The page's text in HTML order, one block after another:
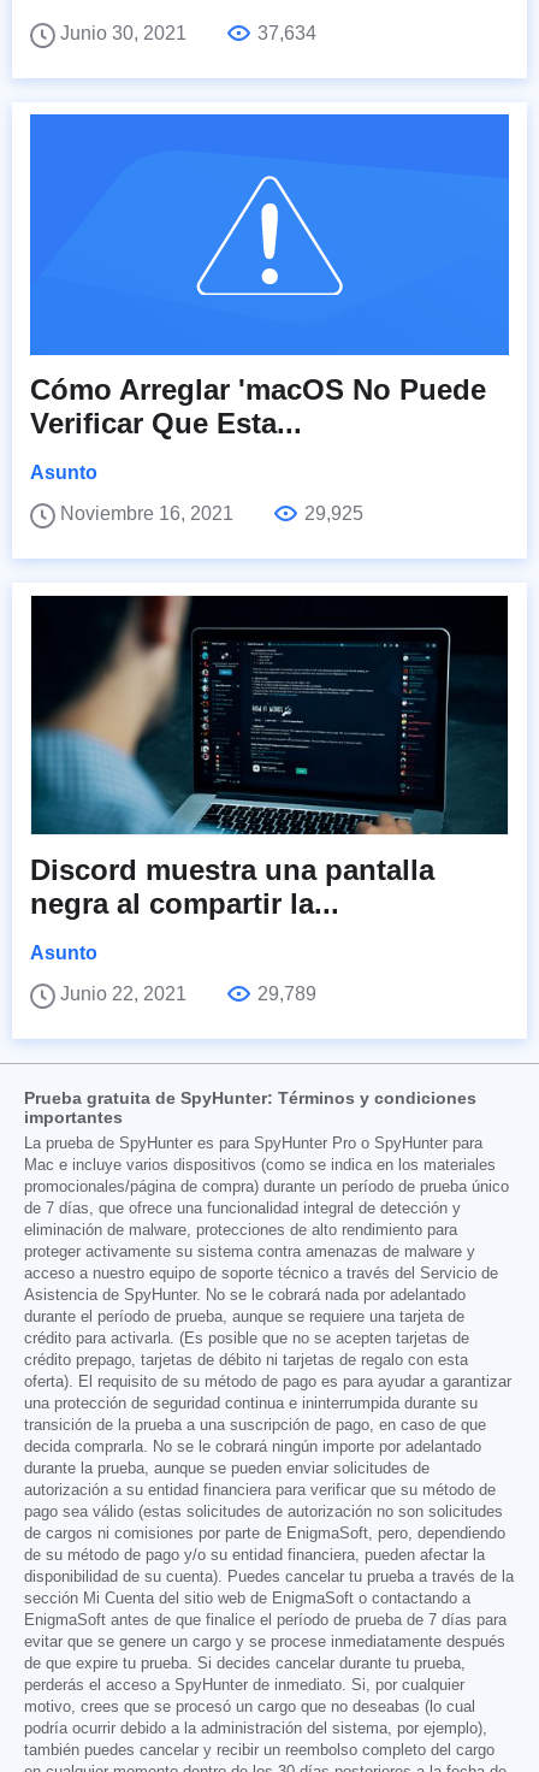
Junio 30, 2021
37,634
Cómo Arreglar 'macOS No Puede
Verificar Que Esta...
Asunto
Noviembre 16, 2021
29,925
Discord muestra una pantalla
negra al compartir la...
Asunto
Junio 22, 2021
29,789
Prueba gratuita de SpyHunter: Términos y condiciones
importantes
La prueba de SpyHunter es para SpyHunter Pro o SpyHunter para
Mac e incluye varios dispositivos (como se indica en los materiales
promocionales/página de compra) durante un período de prueba único
de 7 días, que ofrece una funcionalidad integral de detección y
eliminación de malware, protecciones de alto rendimiento para
proteger activamente su sistema contra amenazas de malware y
acceso a nuestro equipo de soporte técnico a través del Servicio de
Asistencia de SpyHunter. No se le cobrará nada por adelantado
durante el período de prueba, aunque se requiere una tarjeta de
crédito para activarla. (Es posible que no se acepten tarjetas de
crédito prepago, tarjetas de débito ni tarjetas de regalo con esta
oferta). El requisito de su método de pago es para ayudar a garantizar
una protección de seguridad continua e ininterrumpida durante su
transición de la prueba a una suscripción de pago, en caso de que
decida comprarla. No se le cobrará ningún importe por adelantado
durante la prueba, aunque se pueden enviar solicitudes de
autorización a su entidad financiera para verificar que su método de
pago sea válido (estas solicitudes de autorización no son solicitudes
de cargos ni comisiones por parte de EnigmaSoft, pero, dependiendo
de su método de pago y/o su entidad financiera, pueden afectar la
disponibilidad de su cuenta). Puedes cancelar tu prueba a través de la
sección Mi Cuenta del sitio web de EnigmaSoft o contactando a
EnigmaSoft antes de que finalice el período de prueba de 7 días para
evitar que se genere un cargo y se procese inmediatamente después
de que expire tu prueba. Si decides cancelar durante tu prueba,
perderás el acceso a SpyHunter de inmediato. Si, por cualquier
motivo, crees que se procesó un cargo que no deseabas (lo cual
podría ocurrir debido a la administración del sistema, por ejemplo),
también puedes cancelar y recibir un reembolso completo del cargo